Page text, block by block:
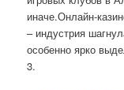
иначе.Онлайн-
– индустрия
особенно ярко
3.